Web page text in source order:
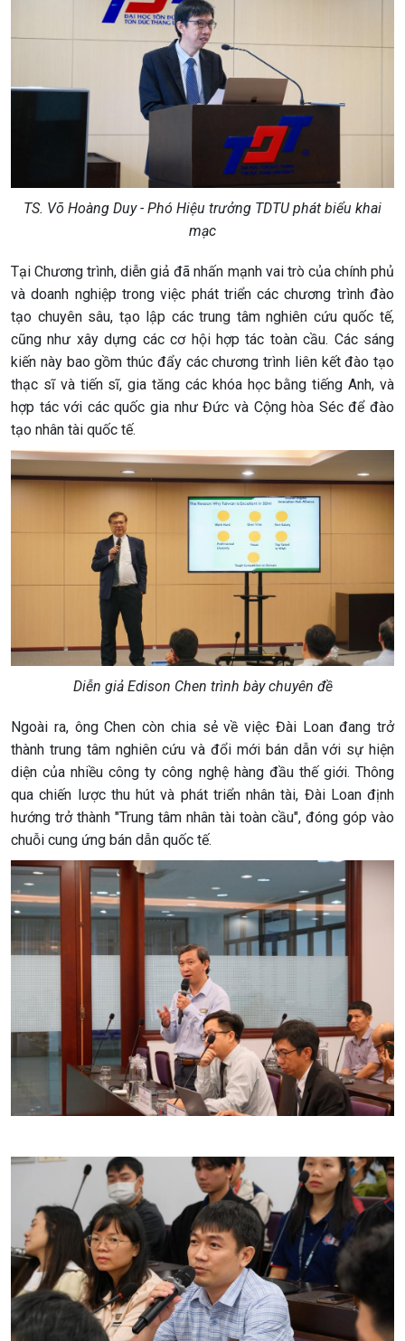
TS. Võ Hoàng Duy - Phó Hiệu trưởng TDTU phát biểu khai
mạc
Tại Chương trình, diễn giả đã nhấn mạnh vai trò của chính phủ
và doanh nghiệp trong việc phát triển các chương trình đào
tạo chuyên sâu, tạo lập các trung tâm nghiên cứu quốc tế,
cũng như xây dựng các cơ hội hợp tác toàn cầu. Các sáng
kiến này bao gồm thúc đẩy các chương trình liên kết đào tạo
thạc sĩ và tiến sĩ, gia tăng các khóa học bằng tiếng Anh, và
hợp tác với các quốc gia như Đức và Cộng hòa Séc để đào
tạo nhân tài quốc tế.
Diễn giả Edison Chen trình bày chuyên đề
Ngoài ra, ông Chen còn chia sẻ về việc Đài Loan đang trở
thành trung tâm nghiên cứu và đổi mới bán dẫn với sự hiện
diện của nhiều công ty công nghệ hàng đầu thế giới. Thông
qua chiến lược thu hút và phát triển nhân tài, Đài Loan định
hướng trở thành "Trung tâm nhân tài toàn cầu", đóng góp vào
chuỗi cung ứng bán dẫn quốc tế.